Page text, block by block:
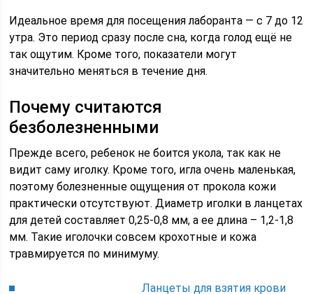
Идеальное время для посещения лаборанта — с 7 до 12
утра. Это период сразу после сна, когда голод ещё не
так ощутим. Кроме того, показатели могут
значительно меняться в течение дня.
Почему считаются
безболезненными
Прежде всего, ребенок не боится укола, так как не
видит саму иголку. Кроме того, игла очень маленькая,
поэтому болезненные ощущения от прокола кожи
практически отсутствуют. Диаметр иголки в ланцетах
для детей составляет 0,25-0,8 мм, а ее длина – 1,2-1,8
мм. Такие иголочки совсем крохотные и кожа
травмируется по минимуму.
Ланцеты для взятия крови